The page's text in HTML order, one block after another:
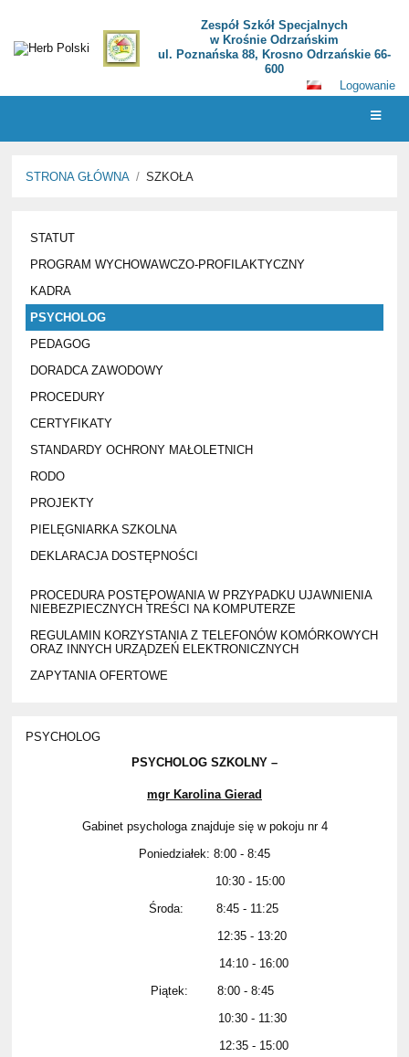
Zespół Szkół Specjalnych
w Krośnie Odrzańskim
ul. Poznańska 88, Krosno Odrzańskie 66-
600
Logowanie
STRONA GŁÓWNA / SZKOŁA
STATUT
PROGRAM WYCHOWAWCZO-PROFILAKTYCZNY
KADRA
PSYCHOLOG
PEDAGOG
DORADCA ZAWODOWY
PROCEDURY
CERTYFIKATY
STANDARDY OCHRONY MAŁOLETNICH
RODO
PROJEKTY
PIELĘGNIARKA SZKOLNA
DEKLARACJA DOSTĘPNOŚCI
PROCEDURA POSTĘPOWANIA W PRZYPADKU UJAWNIENIA
NIEBEZPIECZNYCH TREŚCI NA KOMPUTERZE
REGULAMIN KORZYSTANIA Z TELEFONÓW KOMÓRKOWYCH
ORAZ INNYCH URZĄDZEŃ ELEKTRONICZNYCH
ZAPYTANIA OFERTOWE
PSYCHOLOG
PSYCHOLOG SZKOLNY –
mgr Karolina Gierad
Gabinet psychologa znajduje się w pokoju nr 4
Poniedziałek: 8:00 - 8:45
10:30 - 15:00
Środa: 8:45 - 11:25
12:35 - 13:20
14:10 - 16:00
Piątek: 8:00 - 8:45
10:30 - 11:30
12:35 - 15:00